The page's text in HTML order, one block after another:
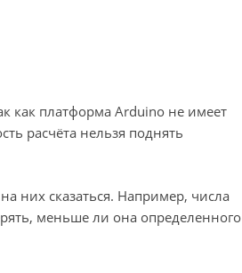
как платформа Arduino не имеет
расчёта нельзя поднять
них сказаться. Например, числа
меньше ли она определенного